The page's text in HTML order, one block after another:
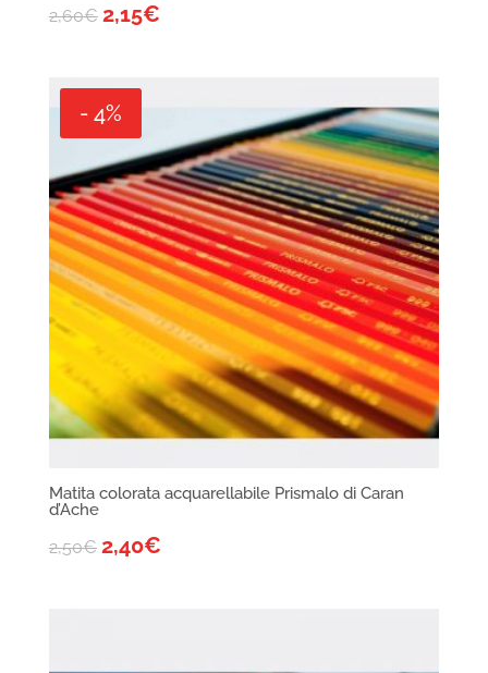
2,60€ 2,15€
- 4%
Matita colorata acquarellabile Prismalo di Caran
d’Ache
2,50€ 2,40€